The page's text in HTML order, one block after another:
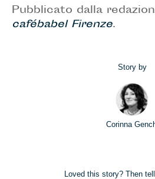
Pubblicato dalla
cafébabel Firenze.
Story by
Corinna
Loved this story? Then